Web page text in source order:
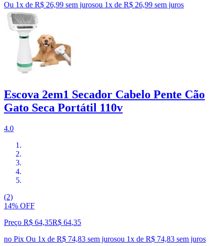
Ou 1x de R$ 26,99 sem jurosou 1x de R$ 26,99 sem juros
Escova 2em1 Secador Cabelo Pente Cão
Gato Seca Portátil 110v
4.0
(2)
14% OFF
Preço R$ 64,35R$ 64,35
no Pix Ou 1x de R$ 74,83 sem jurosou 1x de R$ 74,83 sem juros